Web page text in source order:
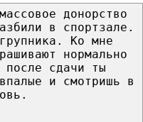
донорство
в спортзале.
Ко мне
нормально
сдачи ты
и смотришь в